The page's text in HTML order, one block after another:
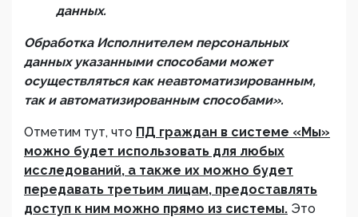
данных.
Обработка Исполнителем персональных
данных указанными способами может
осуществляться как неавтоматизированным,
так и автоматизированным способами».
Отметим тут, что ПД граждан в системе «Мы»
можно будет использовать для любых
исследований, а также их можно будет
передавать третьим лицам, предоставлять
доступ к ним можно прямо из системы. Это